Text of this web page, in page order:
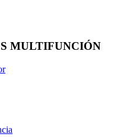
MULTIFUNCIÓN